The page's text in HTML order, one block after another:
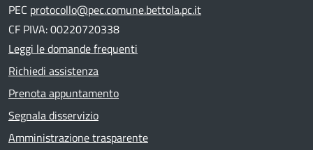
PEC protocollo@pec.comune.bettola.pc.it
CF PIVA: 00220720338
Leggi le domande frequenti
Richiedi assistenza
Prenota appuntamento
Segnala disservizio
Amministrazione trasparente